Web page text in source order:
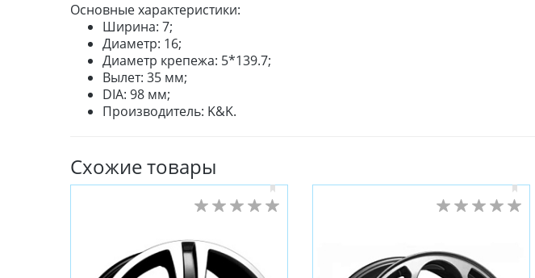
Основные характеристики:
Ширина: 7;
Диаметр: 16;
Диаметр крепежа: 5*139.7;
Вылет: 35 мм;
DIA: 98 мм;
Производитель: K&K.
Схожие товары